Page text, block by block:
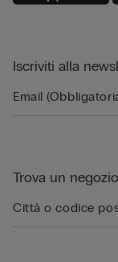
Iscriviti alla
Trova un negozio